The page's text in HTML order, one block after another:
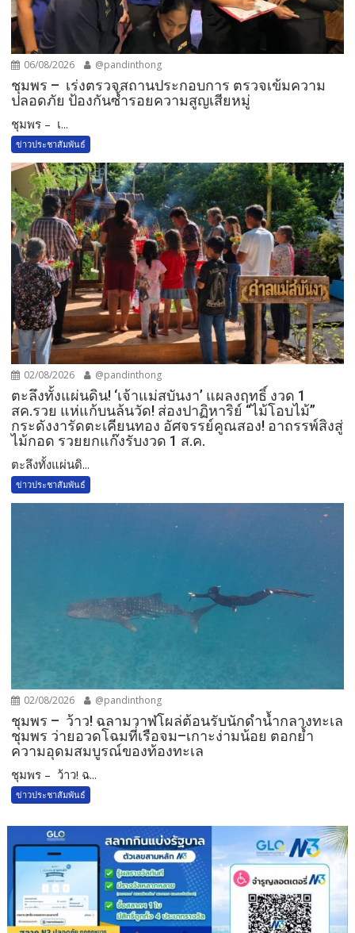
06/08/2026 @pandinthong
ชุมพร – เร่งตรวจสถานประกอบการ ตรวจเข้มความ
ปลอดภัย ป้องกันซ้ำรอยความสูญเสียหมู่
ชุมพร – เ...
ข่าวประชาสัมพันธ์
02/08/2026 @pandinthong
ตะลึงทั้งแผ่นดิน! ‘เจ้าแม่สบันงา’ แผลงฤทธิ์ งวด 1
สค.รวย แห่แก้บนล้นวัด!​ ส่องปาฏิหาริย์ “ไม้โอบไม้”
กระดังงารัดตะเคียนทอง อัศจรรย์คูณสอง! อาถรรพ์สิงสู่
ไม้กอด รวยยกแก๊งรับงวด 1 ส.ค.​
​ตะลึงทั้งแผ่นดิ...
ข่าวประชาสัมพันธ์
02/08/2026 @pandinthong
ชุมพร – ว้าว! ฉลามวาฬโผล่ต้อนรับนักดำน้ำกลางทะเล
ชุมพร ว่ายอวดโฉมที่เรือจม–เกาะง่ามน้อย ตอกย้ำ
ความอุดมสมบูรณ์ของท้องทะเล
ชุมพร – ว้าว! ฉ...
ข่าวประชาสัมพันธ์